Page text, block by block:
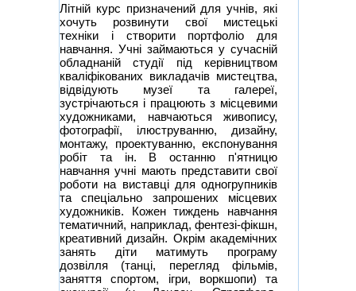
Літній курс призначений для учнів, які
хочуть розвинути свої мистецькі
техніки і створити портфоліо для
навчання. Учні займаються у сучасній
обладнаній студії під керівництвом
кваліфікованих викладачів мистецтва,
відвідують музеї та галереї,
зустрічаються і працюють з місцевими
художниками, навчаються живопису,
фотографії, ілюструванню, дизайну,
монтажу, проектуванню, експонування
робіт та ін. В останню п'ятницю
навчання учні мають представити свої
роботи на виставці для одногрупників
та спеціально запрошених місцевих
художників. Кожен тиждень навчання
тематичний, наприклад, фентезі-фікшн,
креативний дизайн. Окрім академічних
занять діти матимуть програму
дозвілля (танці, перегляд фільмів,
заняття спортом, ігри, воркшопи) та